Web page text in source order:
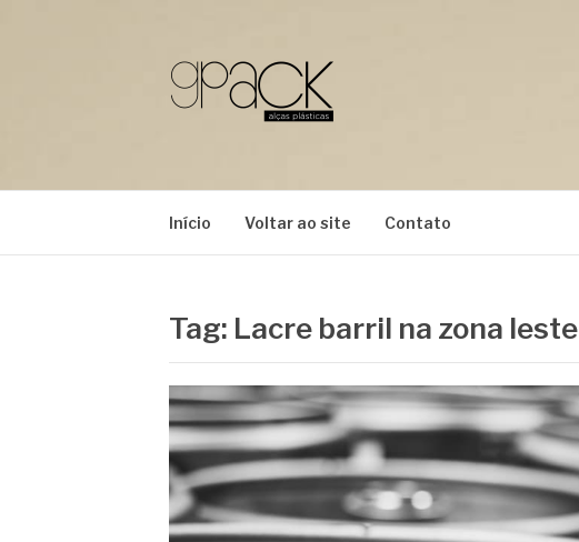
Início Voltar ao site Contato
Tag: Lacre barril na zona leste